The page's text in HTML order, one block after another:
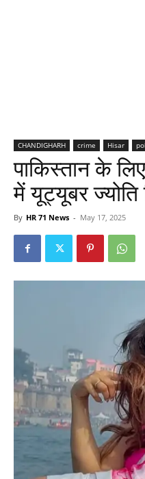
CHANDIGHARH crime Hisar
पाकिस्तान के
में यूट्यूबर ज्योति
By HR 71 News - May 17, 2025